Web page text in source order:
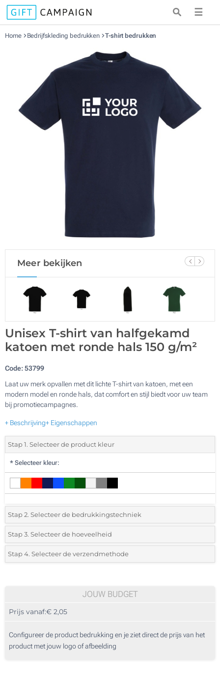
☰
Home Bedrijfskleding bedrukken T-shirt bedrukken
Meer bekijken
Unisex T-shirt van halfgekamd
katoen met ronde hals 150 g/m²
Code:53799
Laat uw merk opvallen met dit lichte T-shirt van katoen, met een
modern model en ronde hals, dat comfort en stijl biedt voor uw team
bij promotiecampagnes.
+ Beschrijving+ Eigenschappen
Stap 1. Selecteer de product kleur
* Selecteer kleur:
Stap 2. Selecteer de bedrukkingstechniek
*Selecteer de bedrukking en kleuren van het logo:
1 Kleur (Aan een kant)
3 Kleuren (Aan een kant)
Textiel digitale full colour transfer (Aan een kant)
Stap 3. Selecteer de hoeveelheid
*Selecteer het aantal 25 (Totale bestelling)
Stap 4. Selecteer de verzendmethode
JOUW BUDGET
Prijs vanaf:€ 2,05
Configureer de product bedrukking en je ziet direct de prijs van het
product met jouw logo of afbeelding